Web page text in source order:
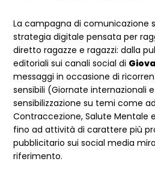
La campagna di comunicazione
strategia digitale pensata per
diretto ragazze e ragazzi: dalla
editoriali sui canali social di
messaggi in occasione di
sensibili (Giornate internazionali
sensibilizzazione su temi come
Contraccezione, Salute Mentale
fino ad attività di carattere più
pubblicitario sui social media
riferimento.